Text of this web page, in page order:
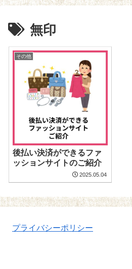
無印
その他
後払い決済ができるファ
ッションサイトのご紹介
2025.05.04
プライバシーポリシー